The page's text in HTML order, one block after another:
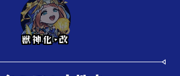
獣神化･改